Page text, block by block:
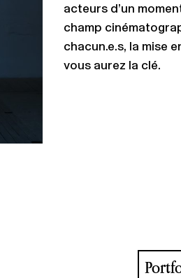
acteurs d’un
champ
chacun.e.s, la mise
vous aurez la clé.